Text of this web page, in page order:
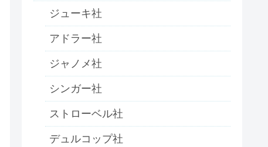
ジューキ社
アドラー社
ジャノメ社
シンガー社
ストローベル社
デュルコップ社